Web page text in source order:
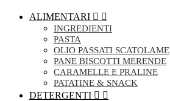
ALIMENTARI  
INGREDIENTI
PASTA
OLIO PASSATI SCATOLAME
PANE BISCOTTI MERENDE
CARAMELLE E PRALINE
PATATINE & SNACK
DETERGENTI  